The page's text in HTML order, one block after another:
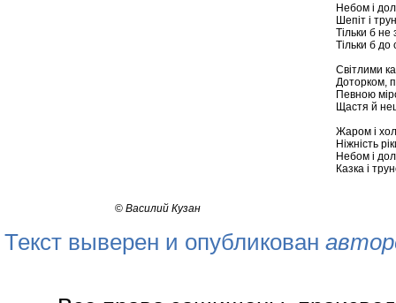
Небом і
Шепіт і
Тільки б не
Тільки б до
Світлими
Доторком,
Певною
Щастя й
Жаром і
Ніжність
Небом і
Казка і
© Василий Кузан
Текст выверен и опубликован